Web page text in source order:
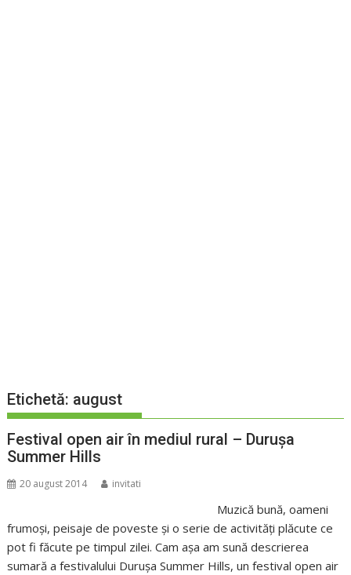
Etichetă: august
Festival open air în mediul rural – Durușa
Summer Hills
20 august 2014 invitati
Muzică bună, oameni
frumoși, peisaje de poveste și o serie de activități plăcute ce
pot fi făcute pe timpul zilei. Cam așa am sună descrierea
sumară a festivalului Durușa Summer Hills, un festival open air